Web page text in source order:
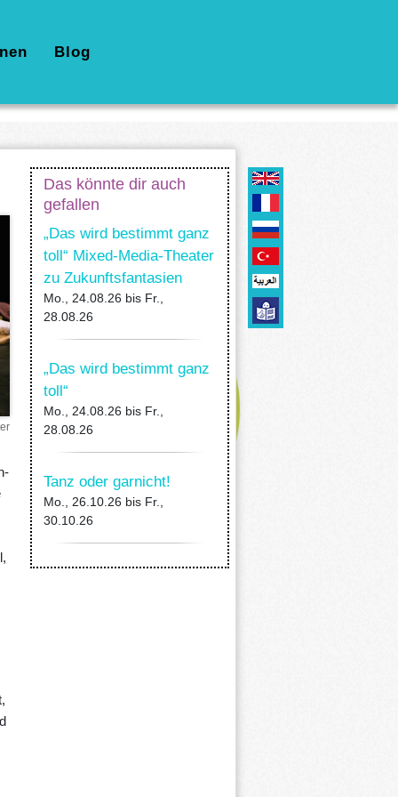
Blog
Das könnte dir auch
gefallen
„Das wird bestimmt ganz
toll“ Mixed-Media-Theater
zu Zukunftsfantasien
Mo., 24.08.26 bis Fr.,
28.08.26
„Das wird bestimmt ganz
toll“
Mo., 24.08.26 bis Fr.,
28.08.26
Tanz oder garnicht!
Mo., 26.10.26 bis Fr.,
30.10.26